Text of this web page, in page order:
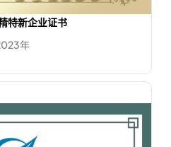
特新企业证书
年